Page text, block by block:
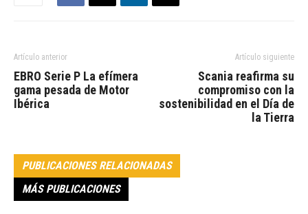
Artículo anterior
EBRO Serie P La efímera
gama pesada de Motor
Ibérica
Artículo siguiente
Scania reafirma su
compromiso con la
sostenibilidad en el Día de
la Tierra
PUBLICACIONES RELACIONADAS
MÁS PUBLICACIONES